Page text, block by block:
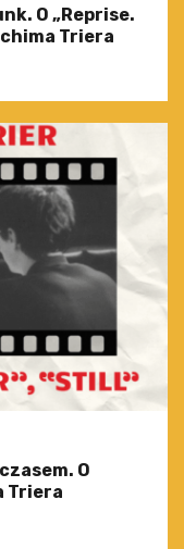
O „Reprise.
Triera
O
Triera